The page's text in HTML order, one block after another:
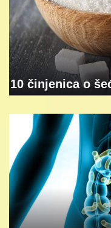
10 činjenica o